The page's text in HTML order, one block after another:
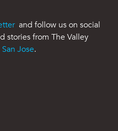
and follow us on social
stories from The Valley
Jose.